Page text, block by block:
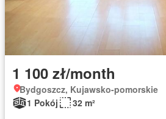
1 100 zł/month
Bydgoszcz, Kujawsko-pomorskie
1 Pokój
32 m²